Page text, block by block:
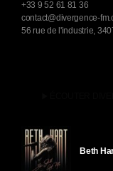
+33 9 52 61 81 36
contact@divergence-
56 rue de l'industrie,
Beth